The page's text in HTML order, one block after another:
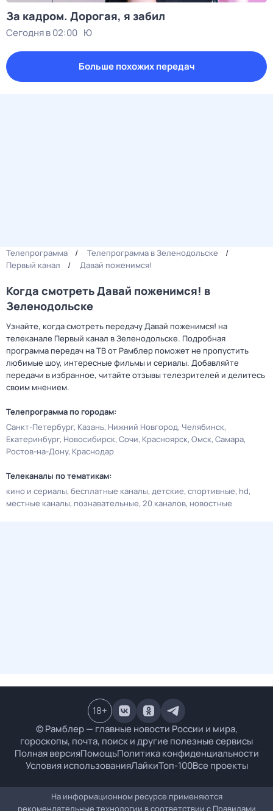
За кадром. Дорогая, я забил
Сегодня в 02:00 Ю
Больше похожих передач
Телепрограмма
Телепрограмма в Зеленодольске
Первый канал
Давай поженимся!
Когда смотреть Давай поженимся! в
Зеленодольске
Узнайте, когда смотреть передачу Давай поженимся! на
телеканале Первый канал в Зеленодольске. Подробная
программа передач на ТВ от Рамблер поможет не пропустить
любимые шоу, интересные фильмы и сериалы. Добавляйте
передачи в избранное, читайте отзывы телезрителей и делитесь
своим мнением.
Телепрограмма по городам:
Санкт-Петербург Казань Нижний Новгород Челябинск
Екатеринбург Новосибирск Сочи Красноярск Омск Самара
Ростов-на-Дону Краснодар
Телеканалы по тематикам:
кино и сериалы бесплатные каналы детские спортивные hd
местные каналы познавательные 20 каналов новостные
© Рамблер — главные новости России и мира,
гороскопы, почта, поиск и другие полезные сервисы
Полная версияПомощьПолитика конфиденциальности
Условия использованияЛайкиТоп-100Все проекты
18+
На информационном ресурсе применяются
рекомендательные технологии в соответствии с Правилами